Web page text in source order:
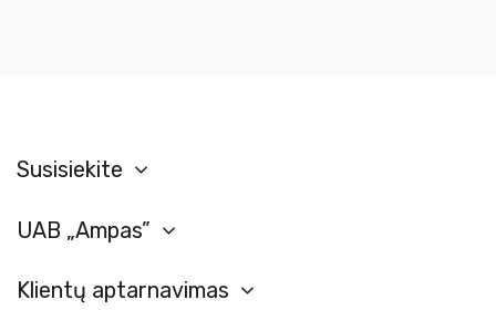
Susisiekite
UAB „Ampas”
Klientų aptarnavimas